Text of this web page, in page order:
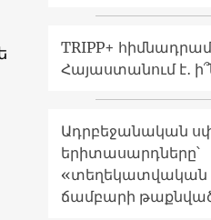
TRIPP+
Հայաստանում է․
Ադրբեջանական
երիտասարդները՝
«տեղեկատվական
ճամբարի